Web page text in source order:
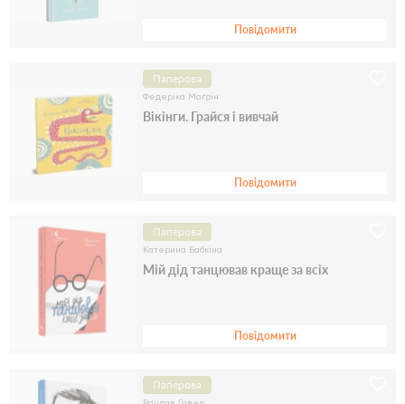
Повідомити
Паперова
Федеріка Маґрін
Вікінги. Грайся і вивчай
Повідомити
Паперова
Катерина Бабкіна
Мій дід танцював краще за всіх
Повідомити
Паперова